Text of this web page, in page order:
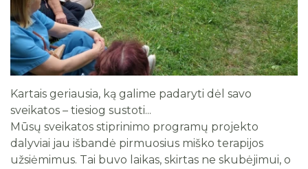
Informacija apie vykdomą reorganizaciją
Tarnybiniai lengvieji automobiliai
Lėšos veiklai viešinti
Darbuotojų atstovavimas
Kartais geriausia, ką galime padaryti dėl savo
sveikatos – tiesiog sustoti...
Mūsų sveikatos stiprinimo programų projekto
dalyviai jau išbandė pirmuosius miško terapijos
užsiėmimus. Tai buvo laikas, skirtas ne skubėjimui, o